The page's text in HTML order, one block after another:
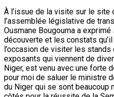
exposants qui viennent de
Niger, est venu avec une forte
pour moi de saluer le ministre
du Niger qui se sont beaucoup
côtés pour la réussite de la
a-t-il déclaré. Aussi, M.
faire des artisans, dont des
un travail formidable,
un design très attractif,